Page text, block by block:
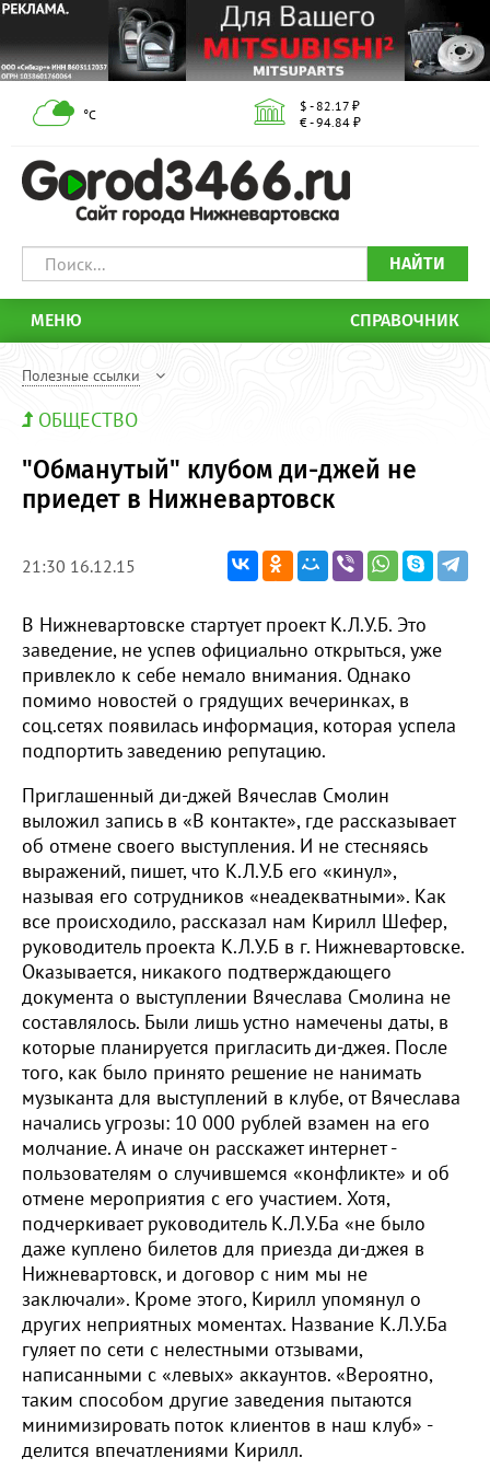
°С
$ - 82.17 ₽
€ - 94.84 ₽
НАЙТИ
МЕНЮ СПРАВОЧНИК
Полезные ссылки
ОБЩЕСТВО
"Обманутый" клубом ди-джей не
приедет в Нижневартовск
21:30 16.12.15
В Нижневартовске стартует проект К.Л.У.Б. Это
заведение, не успев официально открыться, уже
привлекло к себе немало внимания. Однако
помимо новостей о грядущих вечеринках, в
соц.сетях появилась информация, которая успела
подпортить заведению репутацию.
Приглашенный ди-джей Вячеслав Смолин
выложил запись в «В контакте», где рассказывает
об отмене своего выступления. И не стесняясь
выражений, пишет, что К.Л.У.Б его «кинул»,
называя его сотрудников «неадекватными». Как
все происходило, рассказал нам Кирилл Шефер,
руководитель проекта К.Л.У.Б в г. Нижневартовске.
Оказывается, никакого подтверждающего
документа о выступлении Вячеслава Смолина не
составлялось. Были лишь устно намечены даты, в
которые планируется пригласить ди-джея. После
того, как было принято решение не нанимать
музыканта для выступлений в клубе, от Вячеслава
начались угрозы: 10 000 рублей взамен на его
молчание. А иначе он расскажет интернет -
пользователям о случившемся «конфликте» и об
отмене мероприятия с его участием. Хотя,
подчеркивает руководитель К.Л.У.Ба «не было
даже куплено билетов для приезда ди-джея в
Нижневартовск, и договор с ним мы не
заключали». Кроме этого, Кирилл упомянул о
других неприятных моментах. Название К.Л.У.Ба
гуляет по сети с нелестными отзывами,
написанными с «левых» аккаунтов. «Вероятно,
таким способом другие заведения пытаются
минимизировать поток клиентов в наш клуб» -
делится впечатлениями Кирилл.